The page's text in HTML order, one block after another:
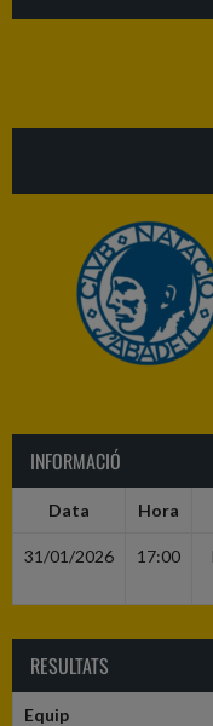
INFORMACIÓ
Data Hora
31/01/2026 17:00
RESULTATS
Equip